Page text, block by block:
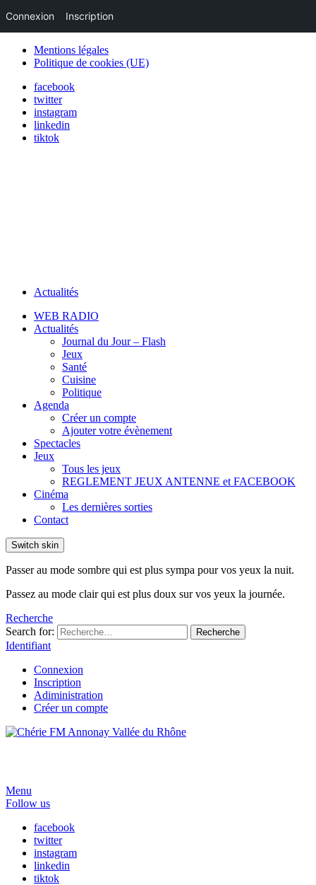
Mentions légales
Politique de cookies (UE)
facebook
twitter
instagram
linkedin
tiktok
Actualités
WEB RADIO
Actualités
Journal du Jour – Flash
Jeux
Santé
Cuisine
Politique
Agenda
Créer un compte
Ajouter votre évènement
Spectacles
Jeux
Tous les jeux
REGLEMENT JEUX ANTENNE et FACEBOOK
Cinéma
Les dernières sorties
Contact
Switch skin
Passer au mode sombre qui est plus sympa pour vos yeux la nuit.
Passez au mode clair qui est plus doux sur vos yeux la journée.
Recherche
Search for:
Recherche
Identifiant
Connexion
Inscription
Adiministration
Créer un compte
Menu
Follow us
facebook
twitter
instagram
linkedin
tiktok
Connexion Inscription